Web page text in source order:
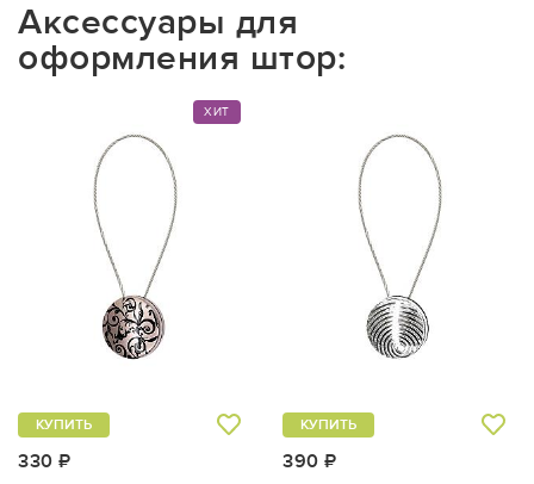
Аксессуары для
оформления штор:
ХИТ
330 ₽
КУПИТЬ
390 ₽
КУПИТЬ